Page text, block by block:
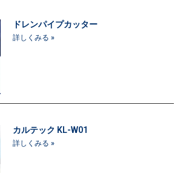
ドレンパイプカッター
詳しくみる »
カルテック KL-W01
詳しくみる »